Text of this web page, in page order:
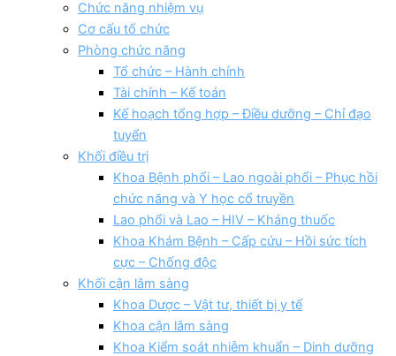
Chức năng nhiệm vụ
Cơ cấu tổ chức
Phòng chức năng
Tổ chức – Hành chính
Tài chính – Kế toán
Kế hoạch tổng hợp – Điều dưỡng – Chỉ đạo
tuyển
Khối điều trị
Khoa Bệnh phổi – Lao ngoài phổi – Phục hồi
chức năng và Y học cổ truyền
Lao phổi và Lao – HIV – Kháng thuốc
Khoa Khám Bệnh – Cấp cứu – Hồi sức tích
cực – Chống độc
Khối cận lâm sàng
Khoa Dược – Vật tư, thiết bị y tế
Khoa cận lâm sàng
Khoa Kiểm soát nhiễm khuẩn – Dinh dưỡng